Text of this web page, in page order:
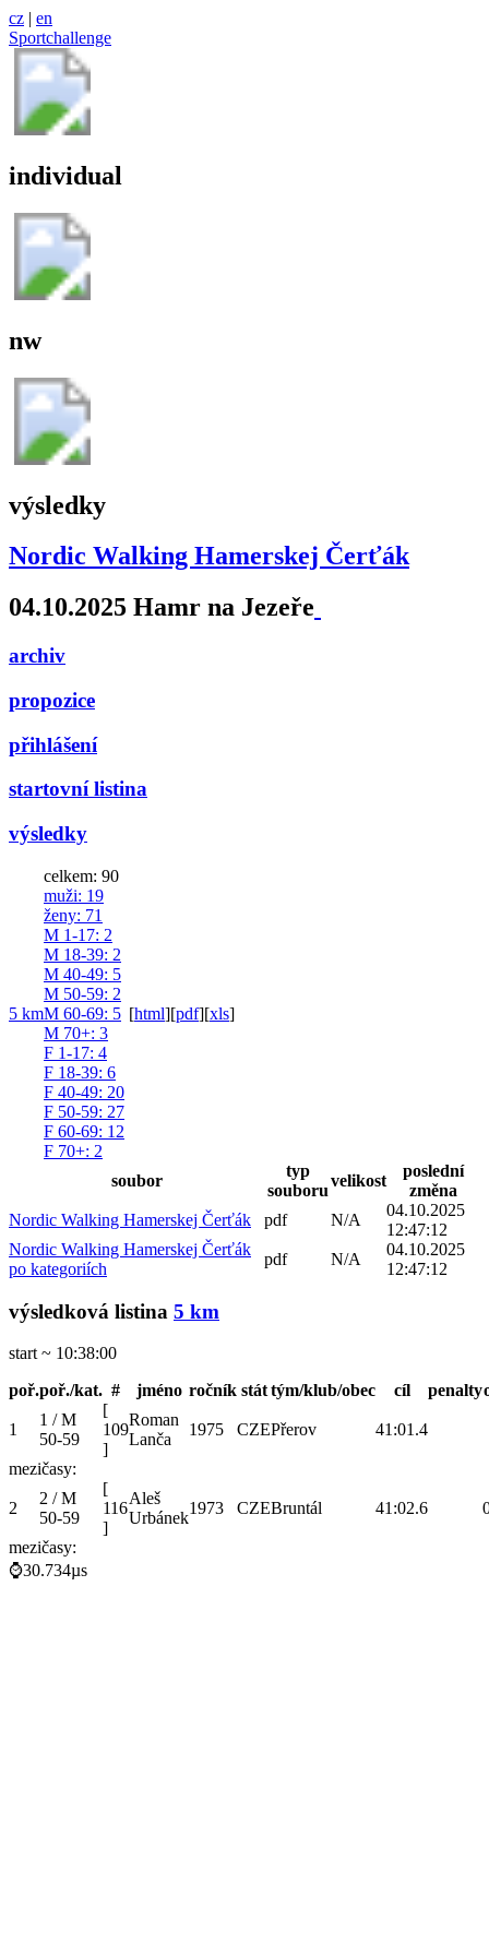
cz | en
Sportchallenge
individual
nw
výsledky
Nordic Walking Hamerskej Čerťák
04.10.2025 Hamr na Jezeře
archiv
propozice
přihlášení
startovní listina
výsledky
5 km
celkem: 90
muži: 19
ženy: 71
M 1-17: 2
M 18-39: 2
M 40-49: 5
M 50-59: 2
M 60-69: 5
M 70+: 3
F 1-17: 4
F 18-39: 6
F 40-49: 20
F 50-59: 27
F 60-69: 12
F 70+: 2
[html][pdf][xls]
soubor
typ
souboru
velikost
poslední
změna
Nordic Walking Hamerskej Čerťák
pdf N/A
04.10.2025
12:47:12
Nordic Walking Hamerskej Čerťák
po kategoriích
pdf N/A
04.10.2025
12:47:12
výsledková listina 5 km
start ~ 10:38:00
poř.poř./kat. # jméno ročník stát tým/klub/obec cíl penalty
1
1 / M
50-59
[
109
]
Roman
Lanča
1975 CZEPřerov 41:01.4
mezičasy:
2
2 / M
50-59
[
116
]
Aleš
Urbánek
1973 CZEBruntál 41:02.6
mezičasy:
⌚30.734µs